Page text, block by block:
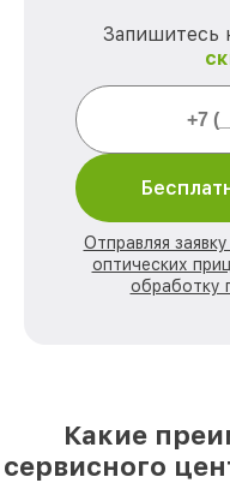
Запишитесь
Отправляя
оптических
обработку
Какие
сервисного